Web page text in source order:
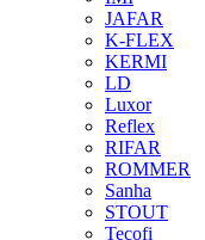
JAFAR
K-FLEX
KERMI
LD
Luxor
Reflex
RIFAR
ROMMER
Sanha
STOUT
Tecofi